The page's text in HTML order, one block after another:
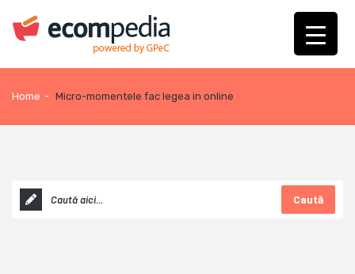
Home - Micro-momentele fac legea in online
Caută